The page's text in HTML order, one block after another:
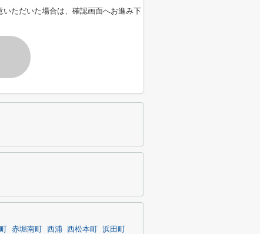
ただいた場合は、確認画面へお進み下
赤堀南町 西浦 西松本町
浜田町